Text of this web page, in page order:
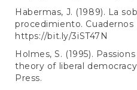
Habermas, J. (1989). La
procedimiento. Cuadernos
https://bit.ly/3iST47N
Holmes, S. (1995).
theory of liberal
Press.